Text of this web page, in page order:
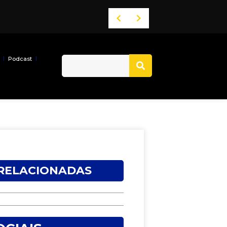
Neto
Podcast